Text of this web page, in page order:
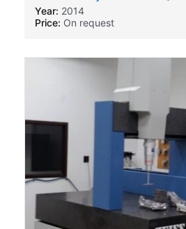
30 PRO
Year: 2014
Price: On request